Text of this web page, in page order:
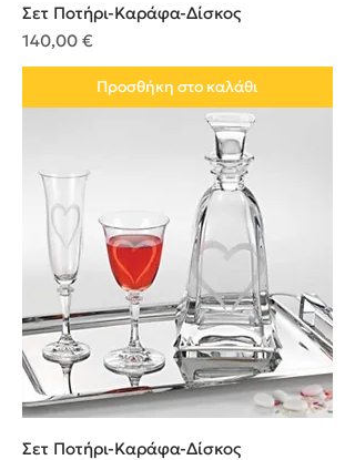
Σετ Ποτήρι-Καράφα-Δίσκος
Τιμή
140,00 €
Προσθήκη στο καλάθι
Σετ Ποτήρι-Καράφα-Δίσκος